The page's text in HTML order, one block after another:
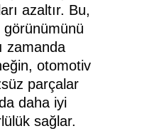
azaltır. Bu,
görünümünü
zamanda
otomotiv
parçalar
daha iyi
sağlar.